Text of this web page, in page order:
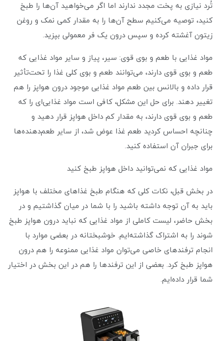
تُرد نیازی به پخت مجدد ندارند اما اگر می‌خواهید آن‌ها را طبخ
کنید، توصیه می‌کنیم سطح آن‌ها را به مقدار کمی نمک و روغن
زیتون آغشته کرده و سپس درون یک فر معمولی بپزید.
مواد غذایی با طعم و بوی قوی: سیر، پیاز و سایر مواد غذایی که
طعم و بوی قوی دارند، می‌توانند طعم و بوی کلی غذا را تحت‌تأثیر
قرار داده و بالانس بین طعم مواد غذایی موجود درون هواپز را هم
تغییر دهند. برای حل این مشکل، کافی است مواد غذایی‌ای را که
طعم و بوی قوی دارند، به مقدار کم داخل هواپز قرار دهید و
چنانچه احساس کردید طعم غذا عوض شد، از سایر طعم‌دهنده‌ها
برای جبران آن استفاده کنید.
مواد غذایی که نمی‌توانید داخل هواپز طبخ کنید
در بخش قبل، نکات کلی که هنگام طبخ غذاهای مختلف با هواپز
باید به آن توجه داشته باشید را با شما در میان گذاشتیم و در
بخش حاضر، لیست کاملی از مواد غذایی که نباید درون هواپز طبخ
شوند را به اشتراک گذاشته‌ایم. خوشبختانه در بعضی موارد با
انجام ترفندهای خاصی می‌توان مواد غذایی ممنوعه را هم درون
هواپز طبخ کرد. بعضی از این ترفندها را هم در این بخش در اختیار
شما قرار داده‌ایم.